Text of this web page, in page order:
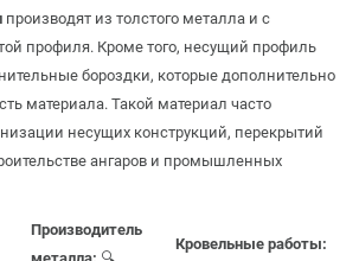
производят из толстого металла и с
профиля. Кроме того, несущий профиль
бороздки, которые дополнительно
материала. Такой материал часто
несущих конструкций, перекрытий
ангаров и промышленных
Производитель
Кровельные работы: